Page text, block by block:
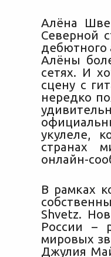
Алёна
Северной
дебютного
Алёны
сетях. И
сцену с
нередко
укулеле,
странах
онлайн-
В рамках
Shvetz.
России –
мировых
Джулия